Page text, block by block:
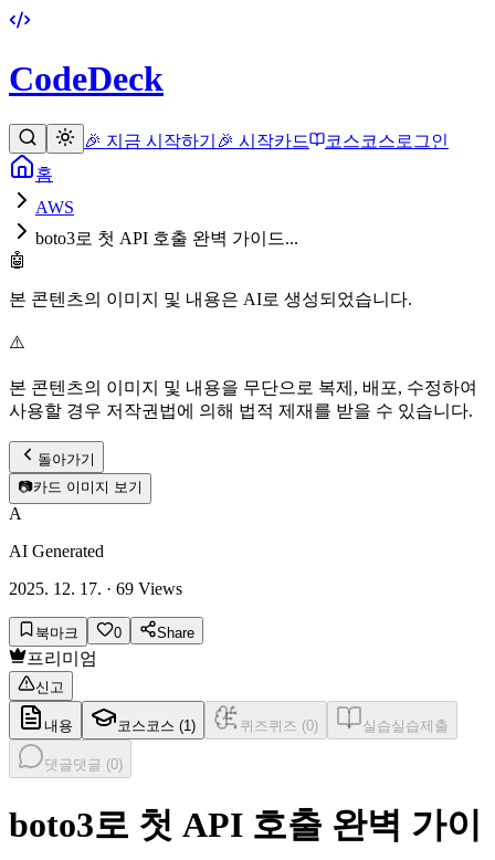
CodeDeck
🎉 지금 시작하기 🎉 시작카드 코스코스로그인
홈
AWS
boto3로 첫 API 호출 완벽 가이드...
🤖
본 콘텐츠의 이미지 및 내용은 AI로 생성되었습니다.
⚠️
본 콘텐츠의 이미지 및 내용을 무단으로 복제, 배포, 수정하여
사용할 경우 저작권법에 의해 법적 제재를 받을 수 있습니다.
돌아가기
📷카드 이미지 보기
A
AI Generated
2025. 12. 17. · 69 Views
북마크 0 Share
프리미엄
신고
내용 코스 코스 (1 ) 퀴즈퀴즈 (0) 실습실습제출
댓글댓글 (0)
boto3로 첫 API 호출 완벽 가이